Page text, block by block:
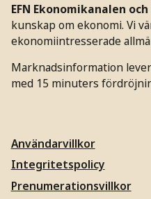
EFN Ekonomikanalen
kunskap om ekonomi. Vi
ekonomiintresserade
Marknadsinformation
med 15 minuters
Användarvillkor
Integritetspolicy
Prenumerationsvillkor